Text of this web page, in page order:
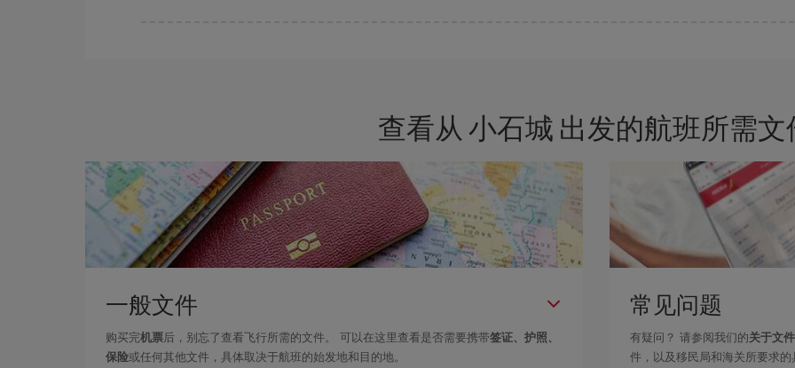
查看从 小石城 出发的航班所需文
一般文件
购买完机票后，别忘了查看飞行所需的文件。 可以在这里查看是否需要携带签证、护照、
保险或任何其他文件，具体取决于航班的始发地和目的地。
常见问题
有疑问？ 请参阅我们的关于文
件，以及移民局和海关所要求的